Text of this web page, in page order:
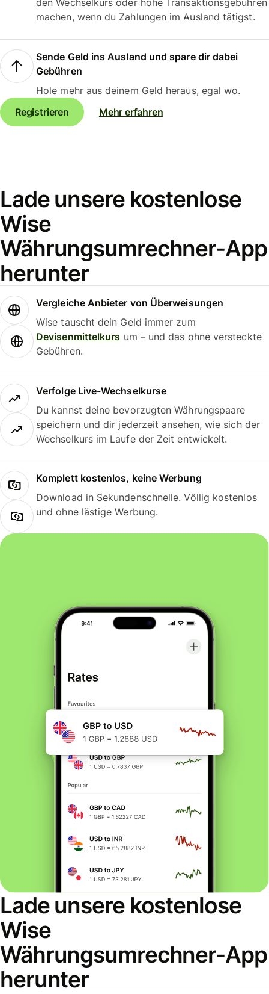
den Wechselkurs oder hohe Transaktionsgebühren
machen, wenn du Zahlungen im Ausland tätigst.
Sende Geld ins Ausland und spare dir dabei
Gebühren
Hole mehr aus deinem Geld heraus, egal wo.
Registrieren
Mehr erfahren
Lade unsere kostenlose
Wise
Währungsumrechner-App
herunter
Vergleiche Anbieter von Überweisungen
Wise tauscht dein Geld immer zum
Devisenmittelkurs um – und das ohne versteckte
Gebühren.
Verfolge Live-Wechselkurse
Du kannst deine bevorzugten Währungspaare
speichern und dir jederzeit ansehen, wie sich der
Wechselkurs im Laufe der Zeit entwickelt.
Komplett kostenlos, keine Werbung
Download in Sekundenschnelle. Völlig kostenlos
und ohne lästige Werbung.
Lade unsere kostenlose
Wise
Währungsumrechner-App
herunter